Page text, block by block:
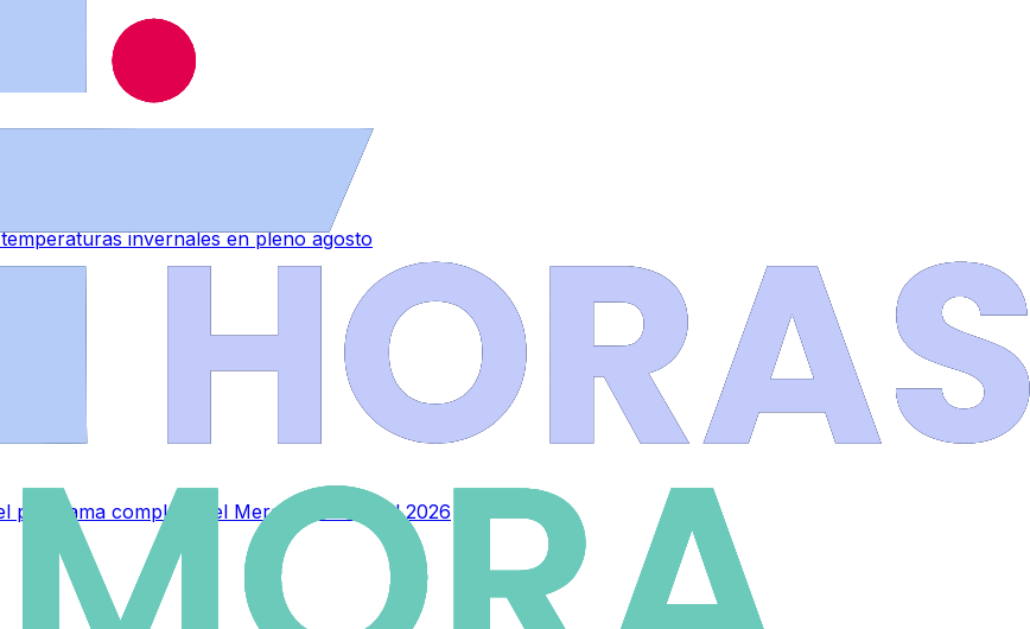
invernales en pleno agosto
programa completo del Mercado Medieval 2026